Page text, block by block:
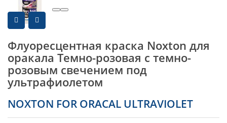
Флуоресцентная краска Noxton для
оракала Темно-розовая с темно-
розовым свечением под
ультрафиолетом
NOXTON FOR ORACAL ULTRAVIOLET